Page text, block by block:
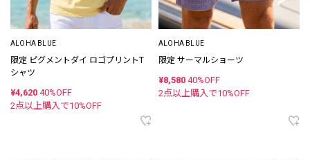
ALOHA BLUE
限定 ピグメントダイ ロゴプリントT
シャツ
¥4,620 40%OFF
2点以上購入で10%OFF
ALOHA BLUE
限定 サーマルショーツ
¥8,580 40%OFF
2点以上購入で10%OFF